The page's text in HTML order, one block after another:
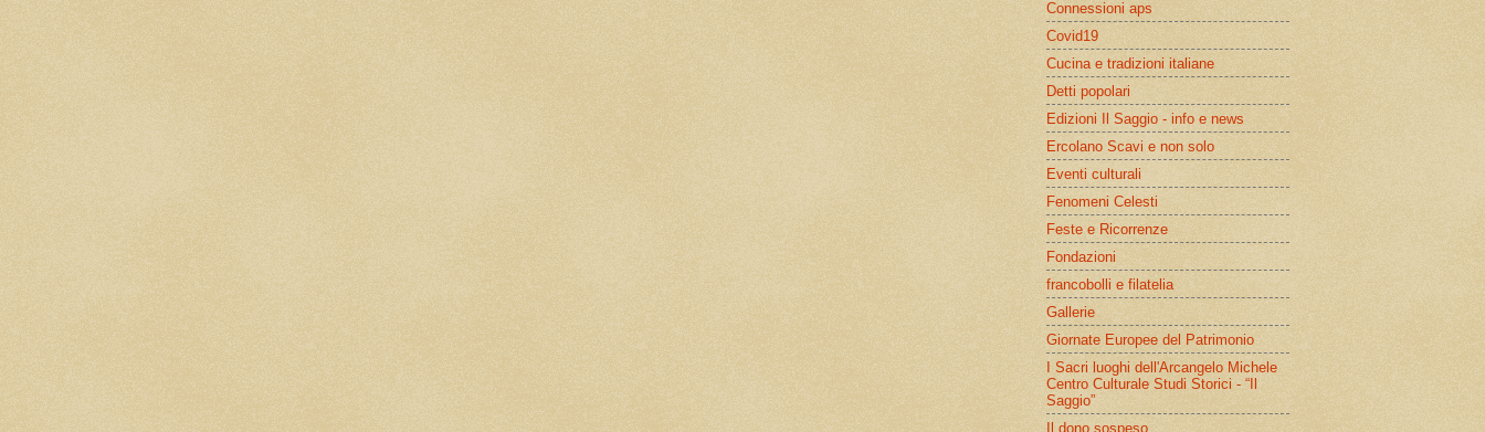
Connessioni aps
Covid19
Cucina e tradizioni italiane
Detti popolari
Edizioni Il Saggio - info e news
Ercolano Scavi e non solo
Eventi culturali
Fenomeni Celesti
Feste e Ricorrenze
Fondazioni
francobolli e filatelia
Gallerie
Giornate Europee del Patrimonio
I Sacri luoghi dell'Arcangelo Michele
Centro Culturale Studi Storici - “Il
Saggio”
Il dono sospeso